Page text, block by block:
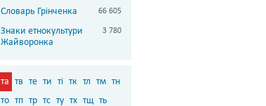
Словарь Грінченка 66 605
Знаки етнокультури
Жайворонка
3 780
та тв те ти ті тк тл тм тн
то тп тр тс ту тх тщ ть